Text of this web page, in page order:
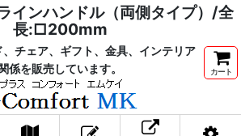
インハンドル（両側タイプ）/全
長:□200mm
チェア、ギフト、金具、インテリア
係を販売しています。
カート